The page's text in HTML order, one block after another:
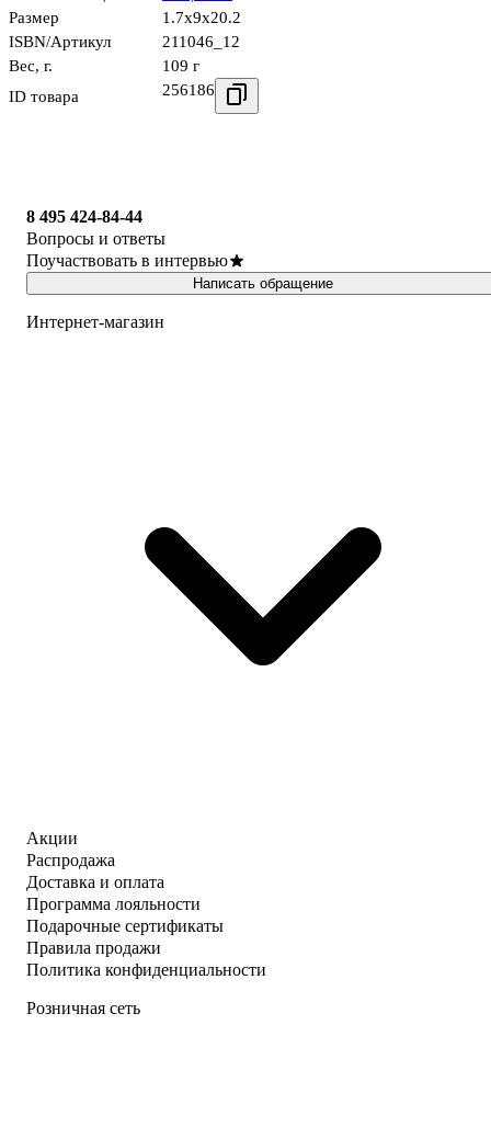
Размер
1.7x9x20.2
ISBN/Артикул
211046_12
Вес, г.
109 г
ID товара
256186
8 495 424-84-44
Вопросы и ответы
Поучаствовать в интервью
Написать обращение
Интернет-магазин
Акции
Распродажа
Доставка и оплата
Программа лояльности
Подарочные сертификаты
Правила продажи
Политика конфиденциальности
Розничная сеть